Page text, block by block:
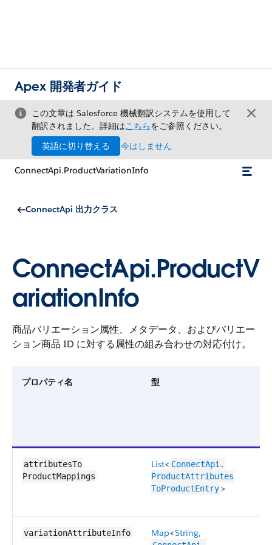
Apex 開発者ガイド
この文章は Salesforce 機械翻訳システムを使用して
翻訳されました。詳細はこちらをご参照ください。
英語に切り替える
今はしません
ConnectApi.ProductVariationInfo
ConnectApi 出力クラス
ConnectApi.ProductV
ariationInfo
商品バリエーション属性、メタデータ、およびバリエー
ション商品 ID に対する属性の組み合わせの対応付け。
プロパティ名 型
attributesTo​
ProductMappings
List< ConnectApi.​
ProductAttributes​
ToProductEntry>
variationAttributeInfo Map<String,